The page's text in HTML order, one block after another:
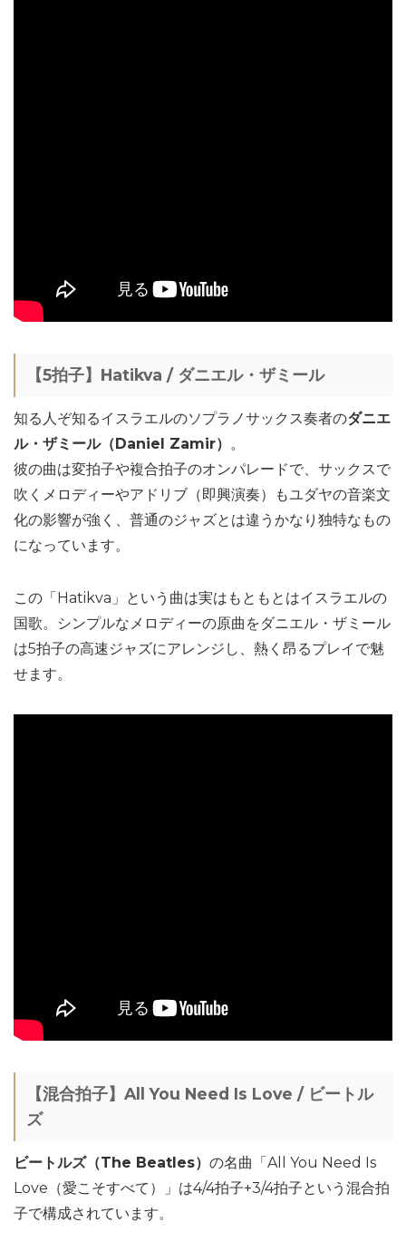
【5拍子】Hatikva / ダニエル・ザミール
知る人ぞ知るイスラエルのソプラノサックス奏者のダニエ
ル・ザミール（Daniel Zamir） 。
彼の曲は変拍子や複合拍子のオンパレードで、サックスで
吹くメロディーやアドリブ（即興演奏）もユダヤの音楽文
化の影響が強く、普通のジャズとは違うかなり独特なもの
になっています。
この「Hatikva」という曲は実はもともとはイスラエルの
国歌。シンプルなメロディーの原曲をダニエル・ザミール
は5拍子の高速ジャズにアレンジし、熱く昂るプレイで魅
せます。
【混合拍子】All You Need Is Love / ビートル
ズ
ビートルズ（The Beatles） の名曲「All You Need Is
Love（愛こそすべて）」は4/4拍子+3/4拍子という混合拍
子で構成されています。